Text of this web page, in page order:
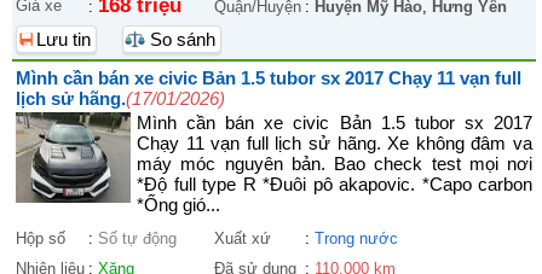
Giá xe
: 168 triệu Quận/Huyện : Huyện Mỹ Hào, Hưng Yên
Lưu tin
So sánh
Mình cần bán xe civic Bản 1.5 tubor sx 2017 Chạy 11 vạn full
lịch sử hãng.(17/01/2026)
Mình cần bán xe civic Bản 1.5 tubor sx 2017
Chạy 11 vạn full lịch sử hãng. Xe không đâm va
máy móc nguyên bản. Bao check test mọi nơi
*Độ full type R *Đuôi pô akapovic. *Capo carbon
*Ống gió...
Hộp số : Số tự động Xuất xứ : Trong nước
Nhiên liệu : Xăng Đã sử dụng : 110.000 km